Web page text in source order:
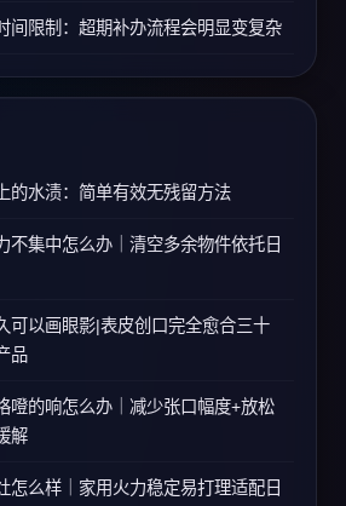
间限制：超期补办流程会明显变复杂
的水渍：简单有效无残留方法
不集中怎么办｜清空多余物件依托日
可以画眼影|表皮创口完全愈合三十
品
噔的响怎么办｜减少张口幅度+放松
解
怎么样｜家用火力稳定易打理适配日